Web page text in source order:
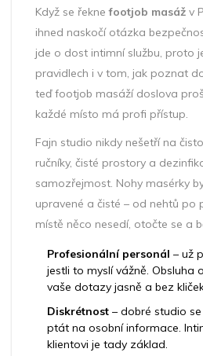
Když se řeknefootjob masáž v
ihned naskočí otázka
jde o dost intimní službu, proto
pravidlech i v tom, jak poznat
teď footjob masáží doslova
každé místo má profi přístup.
Fajn studio nikdy nešetří na
ručníky, čisté prostory a
samozřejmost. Nohy masérky
upravené a čisté – od nehtů po
místě něco nesedí, otočte se a
Profesionální personál – už
jestli to myslí vážně. Obsluha
vaše dotazy jasně a bez
Diskrétnost – dobré studio
ptát na osobní informace.
klientovi je tady základ.